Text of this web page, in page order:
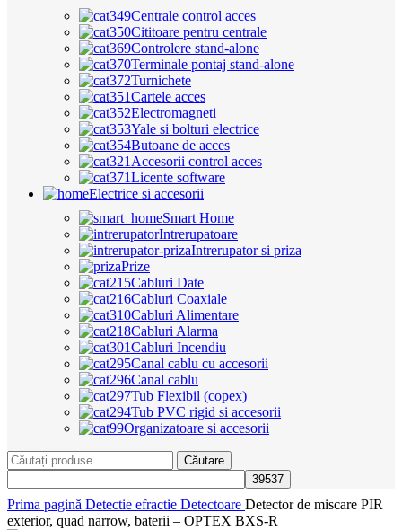
Centrale control acces
Cititoare pentru centrale
Controlere stand-alone
Terminale pontaj stand-alone
Turnichete
Cartele acces
Electromagneti
Yale si bolturi electrice
Butoane de acces
Accesorii control acces
Licente software
Electrice si accesorii
Smart Home
Intrerupatoare
Intrerupator si priza
Prize
Cabluri Date
Cabluri Coaxiale
Cabluri Alimentare
Cabluri Alarma
Cabluri Incendiu
Canal cablu cu accesorii
Canal cablu
Tub Flexibil (copex)
Tub PVC rigid si accesorii
Organizatoare si accesorii
Căutare
Prima pagină Detectie efractie Detectoare Detector de miscare PIR
exterior, quad narrow, baterii – OPTEX BXS-R